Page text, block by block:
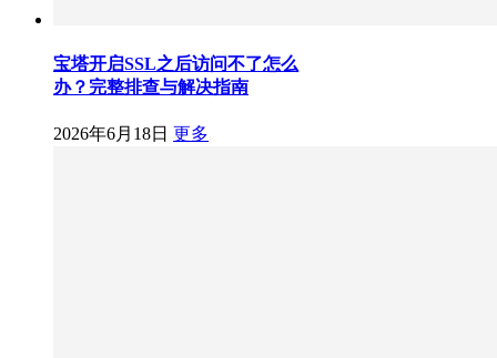
宝塔开启SSL之后访问不了怎么
办？完整排查与解决指南
2026年6月18日 更多